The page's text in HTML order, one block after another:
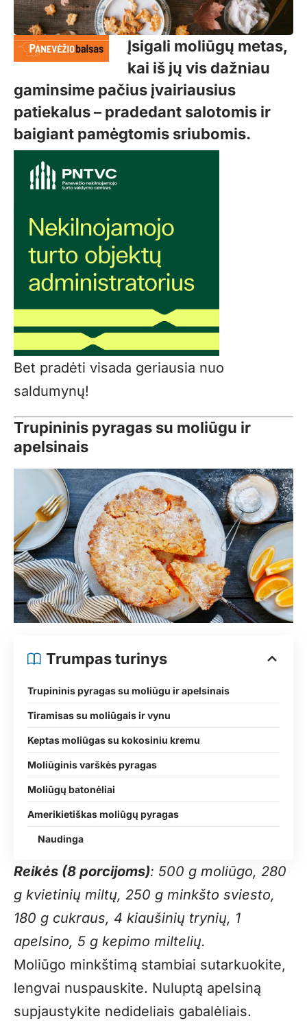
Įsigali moliūgų metas,
kai iš jų vis dažniau
gaminsime pačius įvairiausius
patiekalus – pradedant salotomis ir
baigiant pamėgtomis sriubomis.
Bet pradėti visada geriausia nuo
saldumynų!
Trupininis pyragas su moliūgu ir
apelsinais
Trumpas turinys
Trupininis pyragas su moliūgu ir apelsinais
Tiramisas su moliūgais ir vynu
Keptas moliūgas su kokosiniu kremu
Moliūginis varškės pyragas
Moliūgų batonėliai
Amerikietiškas moliūgų pyragas
Naudinga
Reikės (8 porcijoms): 500 g moliūgo, 280
g kvietinių miltų, 250 g minkšto sviesto,
180 g cukraus, 4 kiaušinių trynių, 1
apelsino, 5 g kepimo miltelių.
Moliūgo minkštimą stambiai sutarkuokite,
lengvai nuspauskite. Nuluptą apelsiną
supjaustykite nedideliais gabalėliais.